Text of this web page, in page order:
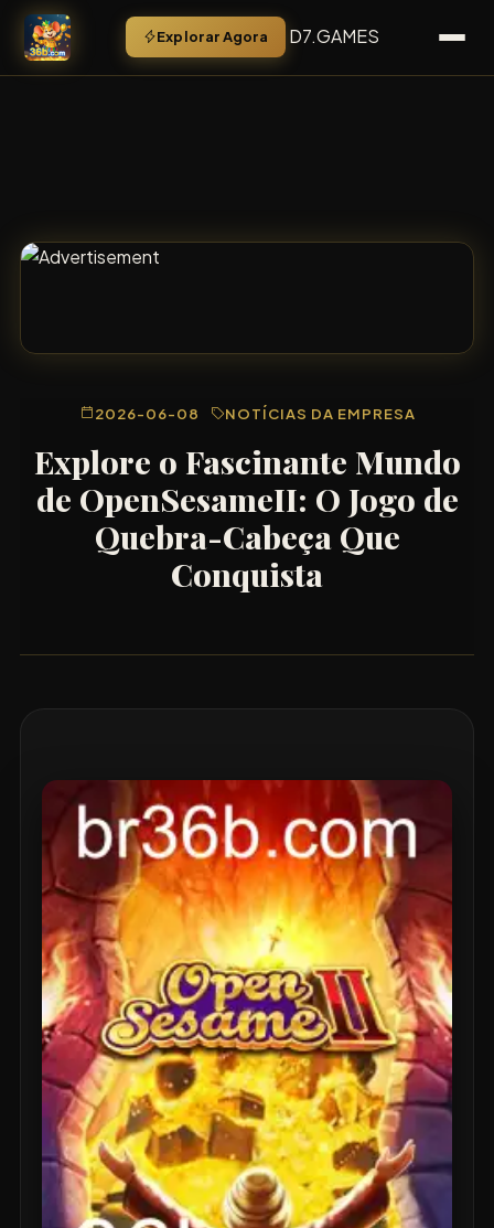
Explorar Agora D7.GAMES
2026-06-08 NOTÍCIAS DA EMPRESA
Explore o Fascinante Mundo
de OpenSesameII: O Jogo de
Quebra-Cabeça Que
Conquista